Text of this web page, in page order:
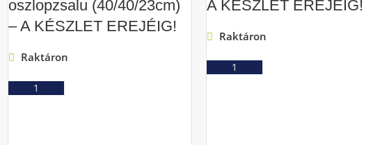
oszlopzsalu (40/40/23cm)
– A KÉSZLET EREJÉIG!
Raktáron
A KÉSZLET EREJÉIG!
Raktáron